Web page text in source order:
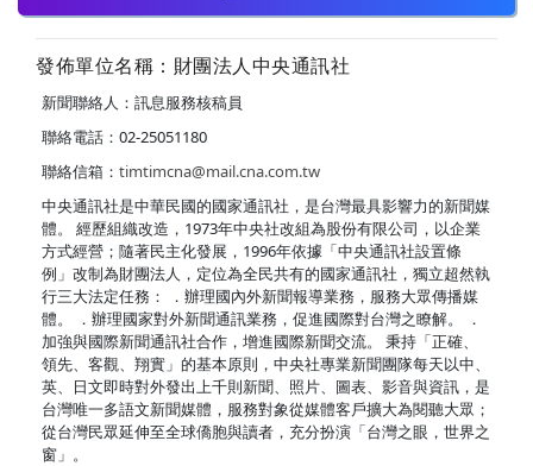
發佈單位名稱：財團法人中央通訊社
新聞聯絡人：訊息服務核稿員
聯絡電話：02-25051180
聯絡信箱： timtimcna@mail.cna.com.tw
中央通訊社是中華民國的國家通訊社，是台灣最具影響力的新聞媒
體。 經歷組織改造，1973年中央社改組為股份有限公司，以企業
方式經營；隨著民主化發展，1996年依據「中央通訊社設置條
例」改制為財團法人，定位為全民共有的國家通訊社，獨立超然執
行三大法定任務： ．辦理國內外新聞報導業務，服務大眾傳播媒
體。 ．辦理國家對外新聞通訊業務，促進國際對台灣之瞭解。 ．
加強與國際新聞通訊社合作，增進國際新聞交流。 秉持「正確、
領先、客觀、翔實」的基本原則，中央社專業新聞團隊每天以中、
英、日文即時對外發出上千則新聞、照片、圖表、影音與資訊，是
台灣唯一多語文新聞媒體，服務對象從媒體客戶擴大為閱聽大眾；
從台灣民眾延伸至全球僑胞與讀者，充分扮演「台灣之眼，世界之
窗」。